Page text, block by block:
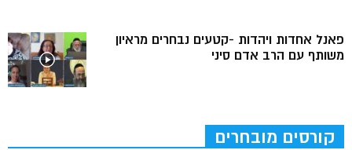
פאנל אחדות ויהדות -קטעים נבחרים מראיון
משותף עם הרב אדם סיני
קורסים מובחרים